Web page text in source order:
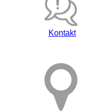
Kontakt